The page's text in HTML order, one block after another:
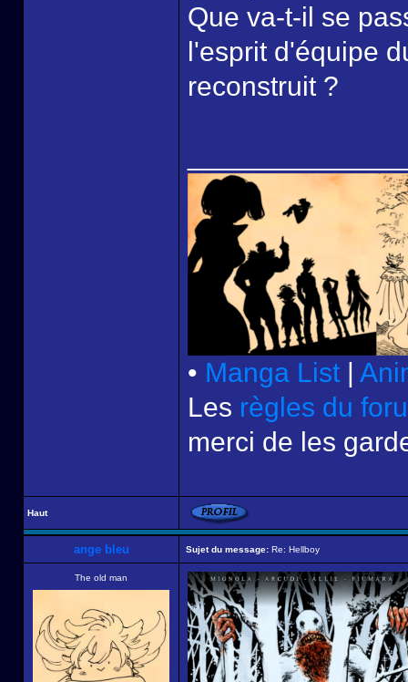
Que va-t-il se
l'esprit d'équipe
reconstruit ?
• Manga List |
Les règles du
merci de les
Haut
ange bleu Sujet du message: Re: Hellboy
The old man